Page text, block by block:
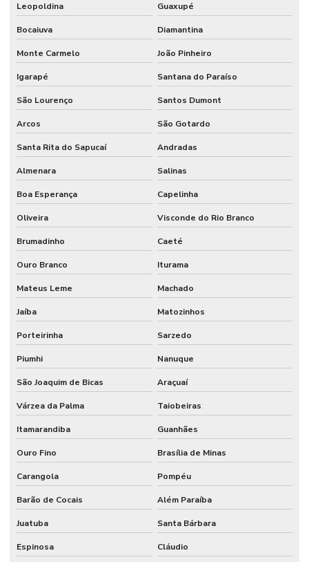
Leopoldina Guaxupé
Bocaiuva Diamantina
Monte Carmelo João Pinheiro
Igarapé Santana do Paraíso
São Lourenço Santos Dumont
Arcos São Gotardo
Santa Rita do Sapucaí Andradas
Almenara Salinas
Boa Esperança Capelinha
Oliveira Visconde do Rio Branco
Brumadinho Caeté
Ouro Branco Iturama
Mateus Leme Machado
Jaíba Matozinhos
Porteirinha Sarzedo
Piumhi Nanuque
São Joaquim de Bicas Araçuaí
Várzea da Palma Taiobeiras
Itamarandiba Guanhães
Ouro Fino Brasília de Minas
Carangola Pompéu
Barão de Cocais Além Paraíba
Juatuba Santa Bárbara
Espinosa Cláudio